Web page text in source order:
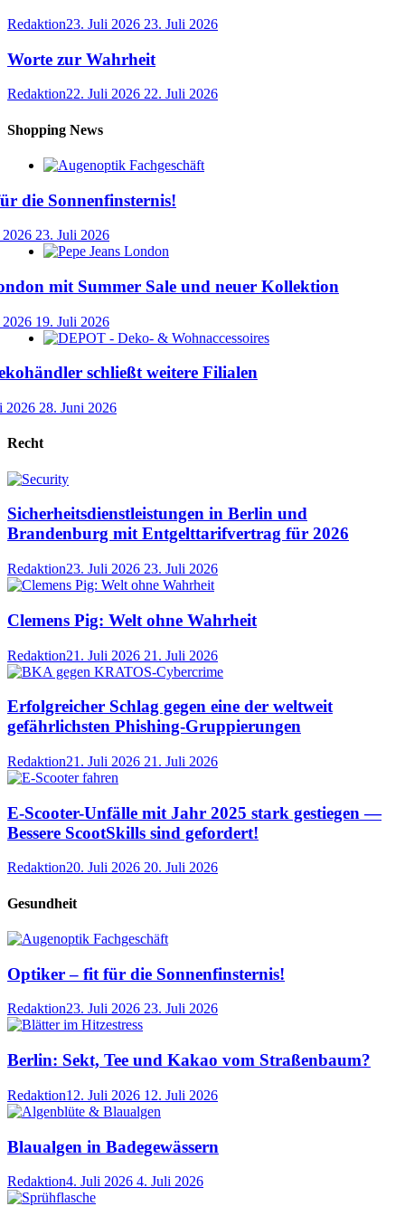
Redaktion23. Juli 2026 23. Juli 2026
Worte zur Wahrheit
Redaktion22. Juli 2026 22. Juli 2026
Shopping News
die Sonnenfinsternis!
23. Juli 2026
mit Summer Sale und neuer Kollektion
19. Juli 2026
schließt weitere Filialen
2026 28. Juni 2026
Recht
Sicherheitsdienstleistungen in Berlin und
Brandenburg mit Entgelttarifvertrag für 2026
Redaktion23. Juli 2026 23. Juli 2026
Clemens Pig: Welt ohne Wahrheit
Redaktion21. Juli 2026 21. Juli 2026
Erfolgreicher Schlag gegen eine der weltweit
gefährlichsten Phishing-Gruppierungen
Redaktion21. Juli 2026 21. Juli 2026
E-Scooter-Unfälle mit Jahr 2025 stark gestiegen —
Bessere ScootSkills sind gefordert!
Redaktion20. Juli 2026 20. Juli 2026
Gesundheit
Optiker – fit für die Sonnenfinsternis!
Redaktion23. Juli 2026 23. Juli 2026
Berlin: Sekt, Tee und Kakao vom Straßenbaum?
Redaktion12. Juli 2026 12. Juli 2026
Blaualgen in Badegewässern
Redaktion4. Juli 2026 4. Juli 2026